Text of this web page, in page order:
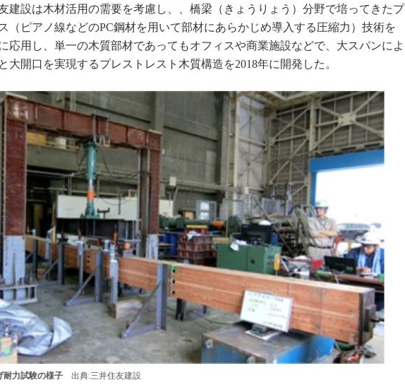
建設は木材活用の需要を考慮し、、橋梁（きょうりょう）分野で培ってきたプ
（ピアノ線などのPC鋼材を用いて部材にあらかじめ導入する圧縮力）技術を
応用し、単一の木質部材であってもオフィスや商業施設などで、大スパンによ
大開口を実現するプレストレスト木質構造を2018年に開発した。
耐力試験の様子出典:三井住友建設